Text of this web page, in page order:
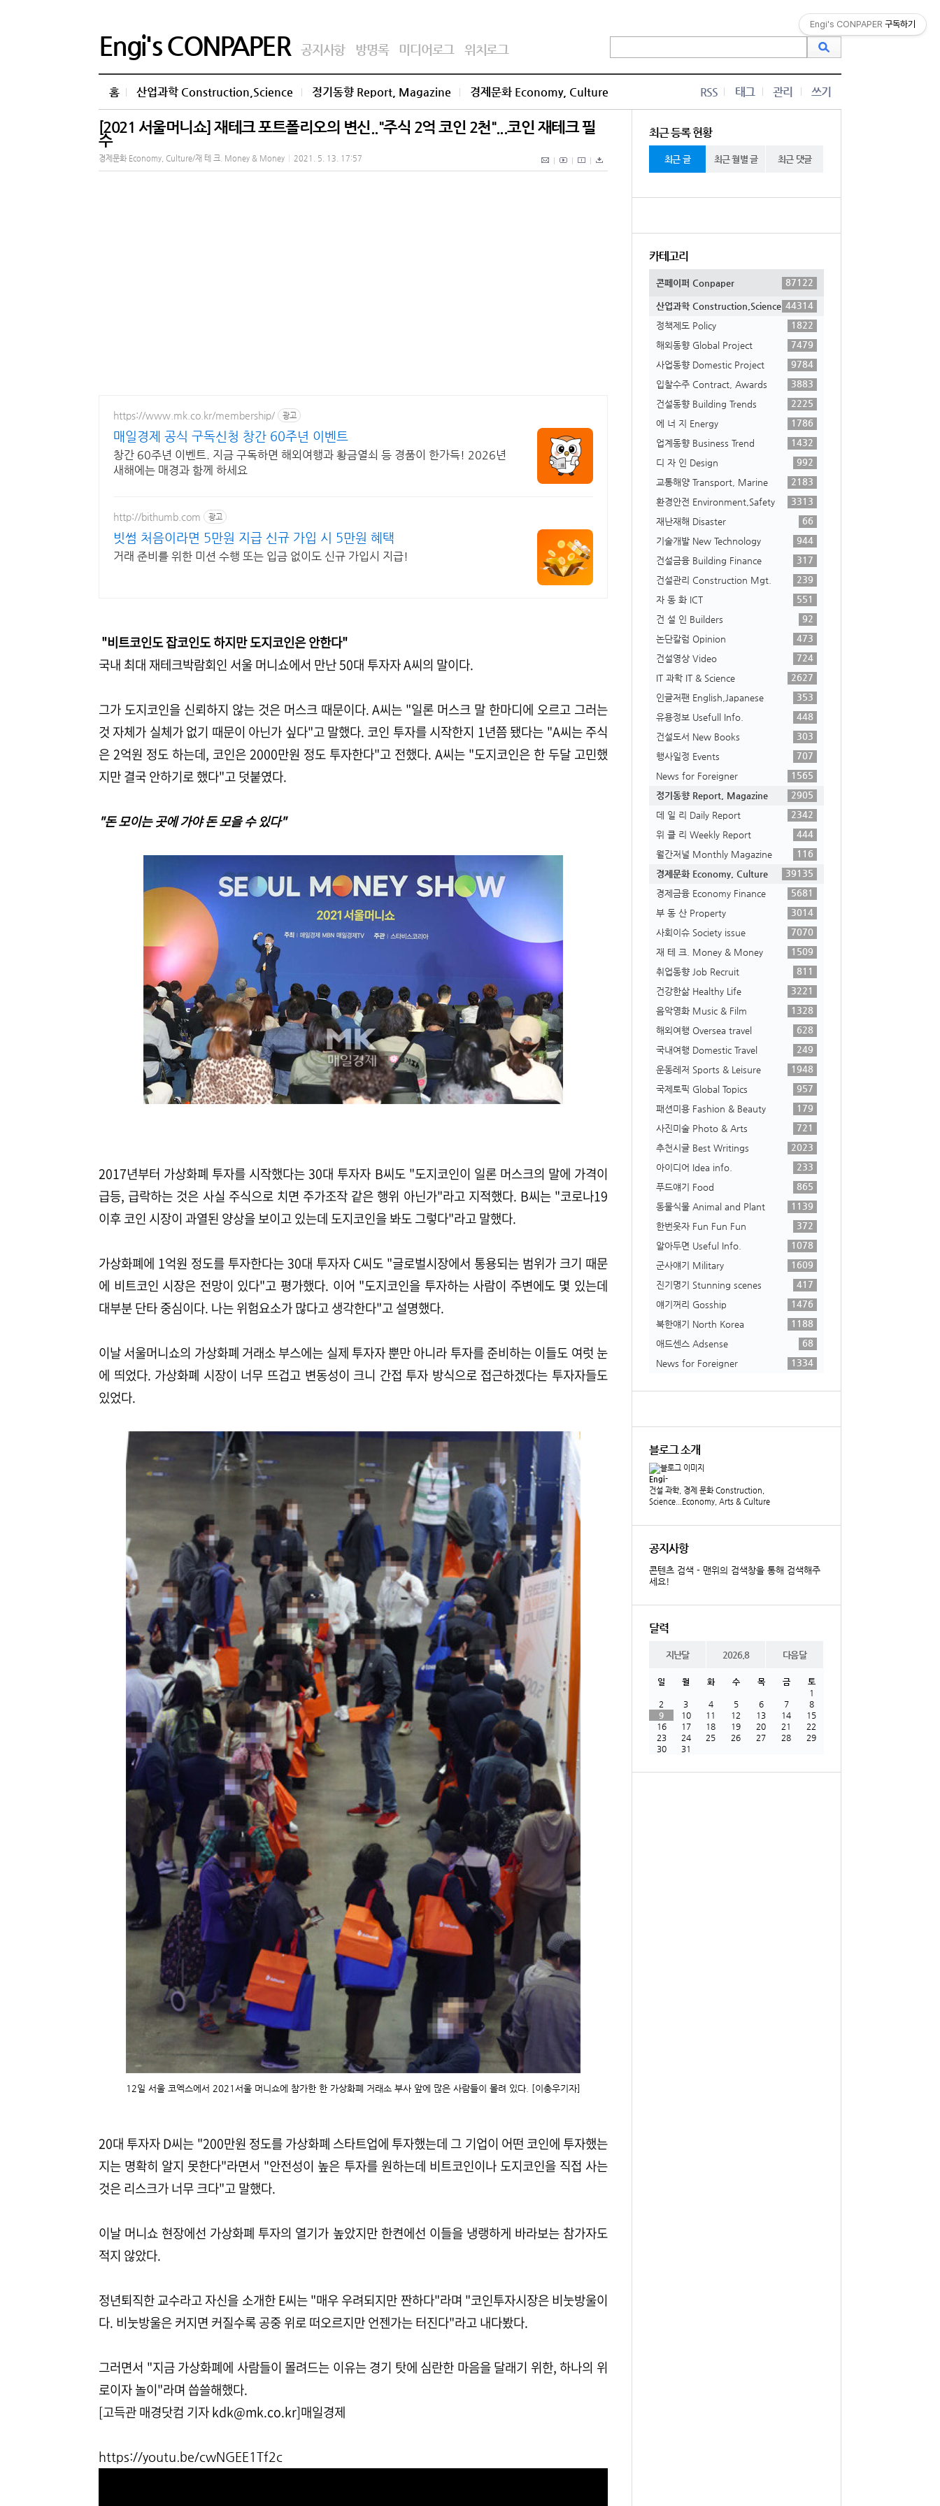
Engi's CONPAPER 공지사항 방명록 미디어로그 위치로그
홈 산업과학 Construction,Science 정기동향 Report, Magazine 경제문화 Economy, Culture RSS 태그 관리 쓰기
[2021 서울머니쇼] 재테크 포트폴리오의 변신.."주식 2억 코인 2천"...코인 재테크 필
수
경제문화 Economy, Culture/재 테 크. Money & Money 2021. 5. 13. 17:57
https://www.mk.co.kr/membership/ 광고
매일경제 공식 구독신청 창간 60주년 이벤트
창간 60주년 이벤트. 지금 구독하면 해외여행과 황금열쇠 등 경품이 한가득! 2026년
새해에는 매경과 함께 하세요
http://bithumb.com 광고
빗썸 처음이라면 5만원 지급 신규 가입 시 5만원 혜택
거래 준비를 위한 미션 수행 또는 입금 없이도 신규 가입시 지급!
"비트코인도 잡코인도 하지만 도지코인은 안한다"
국내 최대 재테크박람회인 서울 머니쇼에서 만난 50대 투자자 A씨의 말이다.
그가 도지코인을 신뢰하지 않는 것은 머스크 때문이다. A씨는 "일론 머스크 말 한마디에 오르고 그러는
것 자체가 실체가 없기 때문이 아닌가 싶다"고 말했다. 코인 투자를 시작한지 1년쯤 됐다는 "A씨는 주식
은 2억원 정도 하는데, 코인은 2000만원 정도 투자한다"고 전했다. A씨는 "도지코인은 한 두달 고민했
지만 결국 안하기로 했다"고 덧붙였다.
"돈 모이는 곳에 가야 돈 모을 수 있다"
2017년부터 가상화폐 투자를 시작했다는 30대 투자자 B씨도 "도지코인이 일론 머스크의 말에 가격이
급등, 급락하는 것은 사실 주식으로 치면 주가조작 같은 행위 아닌가"라고 지적했다. B씨는 "코로나19
이후 코인 시장이 과열된 양상을 보이고 있는데 도지코인을 봐도 그렇다"라고 말했다.
가상화폐에 1억원 정도를 투자한다는 30대 투자자 C씨도 "글로벌시장에서 통용되는 범위가 크기 때문
에 비트코인 시장은 전망이 있다"고 평가했다. 이어 "도지코인을 투자하는 사람이 주변에도 몇 있는데
대부분 단타 중심이다. 나는 위험요소가 많다고 생각한다"고 설명했다.
이날 서울머니쇼의 가상화폐 거래소 부스에는 실제 투자자 뿐만 아니라 투자를 준비하는 이들도 여럿 눈
에 띄었다. 가상화폐 시장이 너무 뜨겁고 변동성이 크니 간접 투자 방식으로 접근하겠다는 투자자들도
있었다.
12일 서울 코엑스에서 2021서울 머니쇼에 참가한 한 가상화폐 거래소 부사 앞에 많은 사람들이 몰려 있다. [이충우기자]
20대 투자자 D씨는 "200만원 정도를 가상화폐 스타트업에 투자했는데 그 기업이 어떤 코인에 투자했는
지는 명확히 알지 못한다"라면서 "안전성이 높은 투자를 원하는데 비트코인이나 도지코인을 직접 사는
것은 리스크가 너무 크다"고 말했다.
이날 머니쇼 현장에선 가상화폐 투자의 열기가 높았지만 한켠에선 이들을 냉랭하게 바라보는 참가자도
적지 않았다.
정년퇴직한 교수라고 자신을 소개한 E씨는 "매우 우려되지만 짠하다"라며 "코인투자시장은 비눗방울이
다. 비눗방울은 커지면 커질수록 공중 위로 떠오르지만 언젠가는 터진다"라고 내다봤다.
그러면서 "지금 가상화폐에 사람들이 몰려드는 이유는 경기 탓에 심란한 마음을 달래기 위한, 하나의 위
로이자 놀이"라며 씁쓸해했다.
[고득관 매경닷컴 기자 kdk@mk.co.kr]매일경제
https://youtu.be/cwNGEE1Tf2c
최근 등록 현황
최근 글 최근 월별 글 최근 댓글
카테고리
콘페이퍼 Conpaper 87122
산업과학 Construction,Science 44314
정책제도 Policy
1822
해외동향 Global Project
7479
사업동향 Domestic Project
9784
입찰수주 Contract, Awards
3883
건설동향 Building Trends
2225
에 너 지 Energy
1786
업계동향 Business Trend
1432
디 자 인 Design
992
교통해양 Transport, Marine
2183
환경안전 Environment,Safety
3313
재난재해 Disaster
66
기술개발 New Technology
944
건설금융 Building Finance
317
건설관리 Construction Mgt.
239
자 동 화 ICT
551
건 설 인 Builders
92
논단칼럼 Opinion
473
건설영상 Video
724
IT 과학 IT & Science
2627
인글저팬 English,Japanese
353
유용정보 Usefull Info.
448
건설도서 New Books
303
행사일정 Events
707
News for Foreigner
1565
정기동향 Report, Magazine
2905
데 일 리 Daily Report
2342
위 클 리 Weekly Report
444
월간저널 Monthly Magazine
116
경제문화 Economy, Culture
39135
경제금융 Economy Finance
5681
부 동 산 Property
3014
사회이슈 Society issue
7070
재 테 크. Money & Money
1509
취업동향 Job Recruit
811
건강한삶 Healthy Life
3221
음악영화 Music & Film
1328
해외여행 Oversea travel
628
국내여행 Domestic Travel
249
운동레저 Sports & Leisure
1948
국제토픽 Global Topics
957
패션미용 Fashion & Beauty
179
사진미술 Photo & Arts
721
추천시글 Best Writings
2023
아이디어 Idea info.
233
푸드얘기 Food
865
동물식물 Animal and Plant
1139
한번웃자 Fun Fun Fun
372
알아두면 Useful Info.
1078
군사얘기 Military
1609
진기명기 Stunning scenes
417
얘기꺼리 Gosship
1476
북한얘기 North Korea
1188
애드센스 Adsense
68
News for Foreigner
1334
블로그 소개
Engi-
건설 과학, 경제 문화 Construction,
Science...Economy, Arts & Culture
공지사항
콘텐츠 검색 - 맨위의 검색창을 통해 검색해주
세요!
달력
지난달 2026.8 다음달
일 월 화 수 목 금
토
1
2
3 4 5 6 7
8
9
10 11 12 13 14
15
16
17 18 19 20 21
22
23
24 25 26 27 28
29
30
31
Engi's CONPAPER 구독하기